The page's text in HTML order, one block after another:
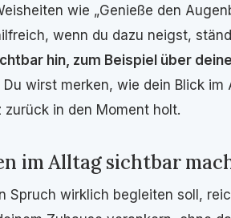
wie „Genieße den
wenn du dazu neigst,
hin, zum Beispiel über
Du wirst merken, wie dein Blick
zurück in den Moment holt.
im Alltag sichtbar
Spruch wirklich begleiten soll,